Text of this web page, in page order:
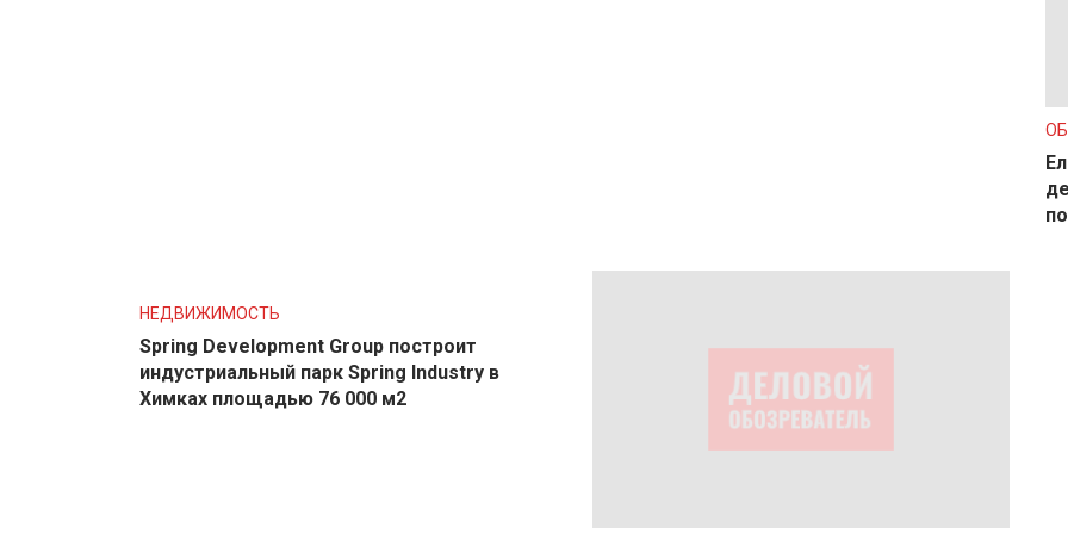
НЕДВИЖИМОСТЬ
Spring Development Group построит
индустриальный парк Spring Industry в
Химках площадью 76 000 м2